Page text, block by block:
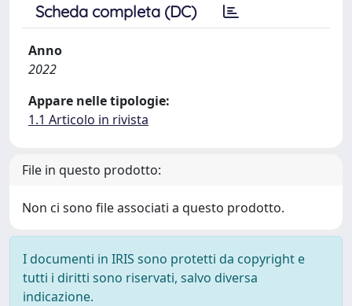
Scheda completa (DC)
Anno
2022
Appare nelle tipologie:
1.1 Articolo in rivista
File in questo prodotto:
Non ci sono file associati a questo prodotto.
I documenti in IRIS sono protetti da copyright e
tutti i diritti sono riservati, salvo diversa
indicazione.